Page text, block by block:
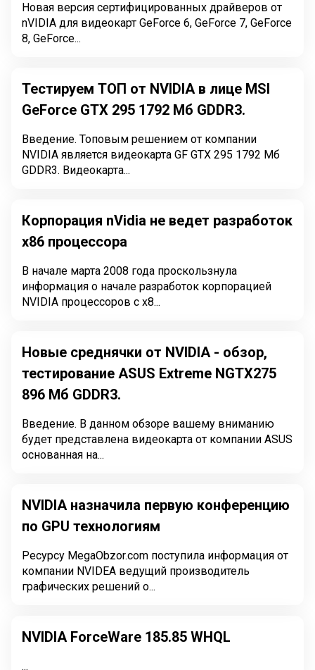
Новая версия сертифицированных драйверов от
nVIDIA для видеокарт GeForce 6, GeForce 7, GeForce
8, GeForce...
Тестируем ТОП от NVIDIA в лице MSI
GeForce GTX 295 1792 Мб GDDR3.
Введение. Топовым решением от компании
NVIDIA является видеокарта GF GTX 295 1792 Мб
GDDR3. Видеокарта...
Корпорация nVidia не ведет разработок
x86 процессора
В начале марта 2008 года проскользнула
информация о начале разработок корпорацией
NVIDIA процессоров с x8...
Новые среднячки от NVIDIA - обзор,
тестирование ASUS Extreme NGTX275
896 Мб GDDR3.
Введение. В данном обзоре вашему вниманию
будет представлена видеокарта от компании ASUS
основанная на...
NVIDIA назначила первую конференцию
по GPU технологиям
Ресурсу MegaObzor.com поступила информация от
компании NVIDEA ведущий производитель
графических решений о...
NVIDIA ForceWare 185.85 WHQL
...